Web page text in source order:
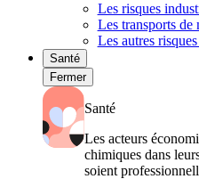
Les risques
Les transports de
Les autres
Santé
Fermer
Santé
Les acteurs
chimiques dans
soient